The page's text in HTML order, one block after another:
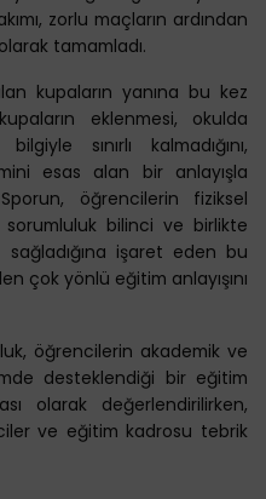
zorlu maçların ardından
tamamladı.
kupaların yanına bu kez
eklenmesi, okulda
sınırlı kalmadığını,
esas alan bir anlayışla
öğrencilerin fiziksel
sorumluluk bilinci ve birlikte
işaret eden bu
çok yönlü eğitim anlayışını
öğrencilerin akademik ve
desteklendiği bir eğitim
olarak değerlendirilirken,
ve eğitim kadrosu tebrik